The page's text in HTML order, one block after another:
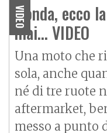
VIDEO
Honda, ecco
mai... VIDEO
Una moto che
sola, anche
né di tre ruote
aftermarket,
messo a punto